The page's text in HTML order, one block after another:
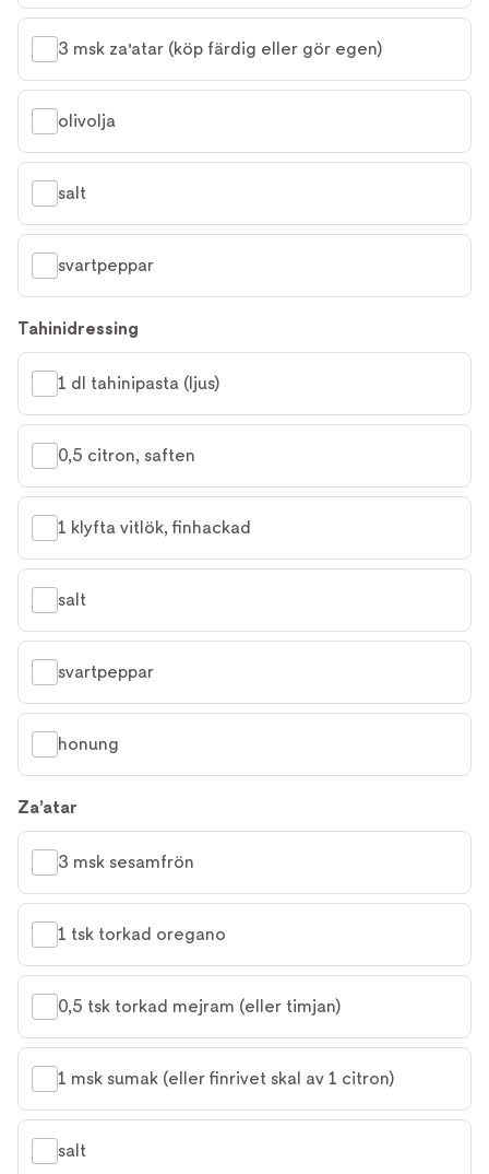
3 msk za'atar (köp färdig eller gör egen)
olivolja
salt
svartpeppar
Tahinidressing
1 dl tahinipasta (ljus)
0,5 citron, saften
1 klyfta vitlök, finhackad
salt
svartpeppar
honung
Za’atar
3 msk sesamfrön
1 tsk torkad oregano
0,5 tsk torkad mejram (eller timjan)
1 msk sumak (eller finrivet skal av 1 citron)
salt